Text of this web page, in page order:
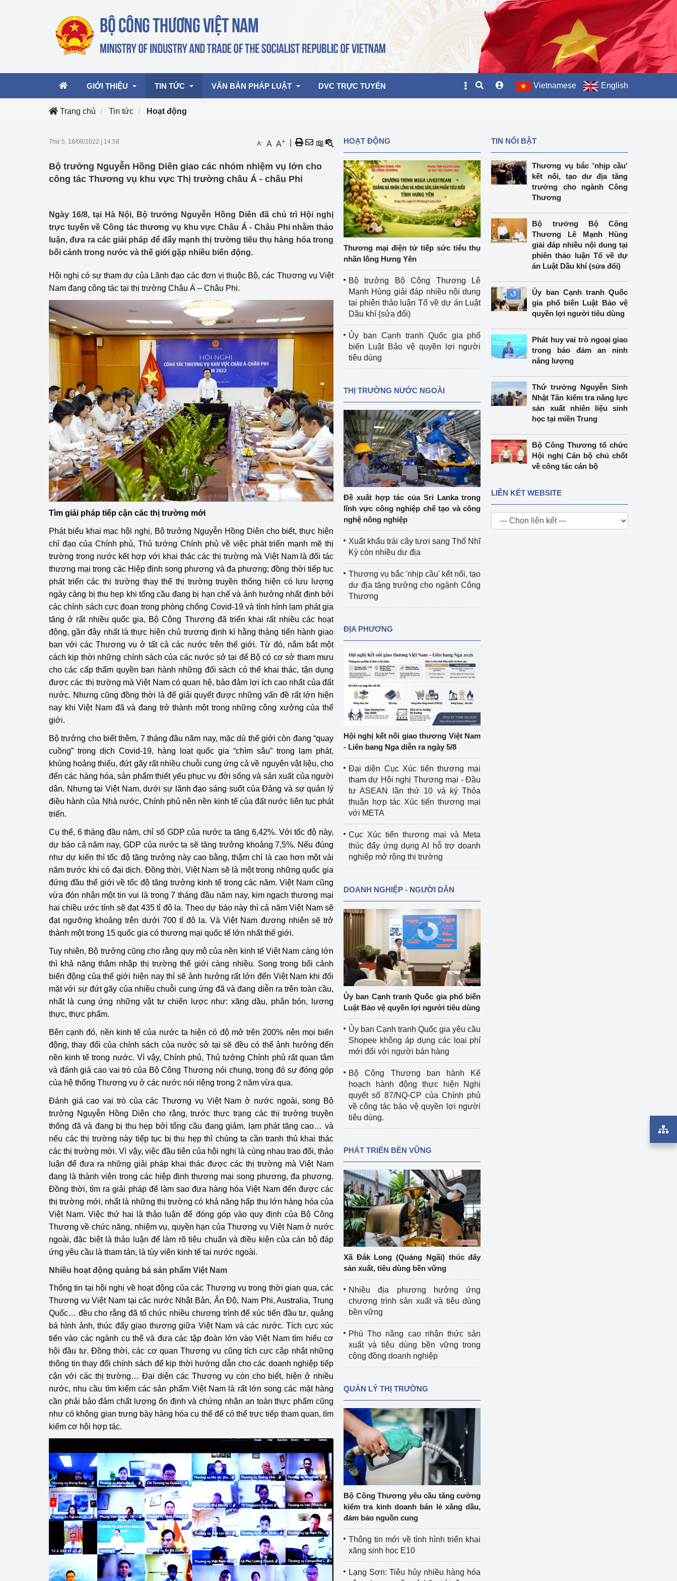
GIỚI THIỆU
Cơ cấu tổ chức
TIN TỨC
Hoạt động của Lãnh đạo Bộ
mại, Dịch vụ Việt Nam 2026
Hoạt động của Bộ trưởng
Công Thương - Công luận
Họp báo
Thông cáo báo chí
Điểm báo
Chuyển đổi số
Lịch sử phát triển
Phát triển nguồn nhân lực
Phát triển bền vững
Tổ chức kiểm định
Tổ chức kiểm định kỹ thuật an toàn lao
động thuộc thẩm quyền quản lý của
Bộ Công Thương
Tổ chức được cấp GCN đăng ký, hoạt
động kiểm định thiết bị, dụng cụ điện
làm việc ở môi trường không có nguy
hiểm khí, bụi nổ
Cơ sở sản xuất, sửa chữa chai chứa
LPG
Tổ chức huấn luyện, bồi dưỡng
nghiệp vụ kiểm định kỹ thuật an toàn
Văn hóa ngành Công Thương
Tái cơ cấu ngành Công Thương
Quản lý thị trường
Sử dụng năng lượng tiết kiệm và
hiệu quả
Hiệu quả năng lượng
Khoa học, công nghệ và đổi mới sáng
tạo
Thông báo
Bảo vệ môi trường Video bảo vệ môi trường
Album ảnh bảo vệ môi trường
Văn bản về môi trường
Đọc báo giúp bạn
Bảo vệ nền tảng tư tưởng của Đảng
Doanh nghiệp - Người dân
Xúc tiến thương mại Khu vực miền Bắc
Khu vực miền Trung
Khu vực miền Nam
Thị trường nước ngoàiHiệp định EVFTA
Thị trường châu Á – châu Phi
Thị trường châu Âu – châu Mỹ
Thị trường trong nước
Ngành Công Thương đưa nghị quyết
Đại hội XIV của Đảng vào cuộc sống
Phát triển công nghiệpCông nghiệp nền tảng
Sản xuất công nghiệp
VĂN BẢN PHÁP LUẬT
Văn bản hợp nhất
DVC TRỰC TUYẾN Vietnamese English
Trang chủ Tin tức Hoạt động
Thứ 5, 18/08/2022 14:58 A- A A+
Bộ trưởng Nguyễn Hồng Diên giao các nhóm nhiệm vụ lớn cho
công tác Thương vụ khu vực Thị trường châu Á - châu Phi
Ngày 16/8, tại Hà Nội, Bộ trưởng Nguyễn Hồng Diên đã chủ trì Hội nghị
trực tuyến về Công tác thương vụ khu vực Châu Á - Châu Phi nhằm thảo
luận, đưa ra các giải pháp để đẩy mạnh thị trường tiêu thụ hàng hóa trong
bối cảnh trong nước và thế giới gặp nhiều biến động.
Hội nghị có sự tham dự của Lãnh đạo các đơn vị thuộc Bộ, các Thương vụ Việt
Nam đang công tác tại thị trường Châu Á – Châu Phi.
Tìm giải pháp tiếp cận các thị trường mới
Phát biểu khai mạc hội nghị, Bộ trưởng Nguyễn Hồng Diên cho biết, thực hiện
chỉ đạo của Chính phủ, Thủ tướng Chính phủ về việc phát triển mạnh mẽ thị
trường trong nước kết hợp với khai thác các thị trường mà Việt Nam là đối tác
thương mại trong các Hiệp định song phương và đa phương; đồng thời tiếp tục
phát triển các thị trường thay thế thị trường truyền thống hiện có lưu lượng
ngày càng bị thu hẹp khi tổng cầu đang bị hạn chế và ảnh hưởng nhất định bởi
các chính sách cực đoan trong phòng chống Covid-19 và tình hình lạm phát gia
tăng ở rất nhiều quốc gia, Bộ Công Thương đã triển khai rất nhiều các hoạt
động, gần đây nhất là thực hiện chủ trương định kì hằng tháng tiến hành giao
ban với các Thương vụ ở tất cả các nước trên thế giới. Từ đó, nắm bắt một
cách kịp thời những chính sách của các nước sở tại để Bộ có cơ sở tham mưu
cho các cấp thẩm quyền ban hành những đối sách có thể khai thác, tận dụng
được các thị trường mà Việt Nam có quan hệ, bảo đảm lợi ích cao nhất của đất
nước. Nhưng cũng đồng thời là để giải quyết được những vấn đề rất lớn hiện
nay khi Việt Nam đã và đang trở thành một trong những công xưởng của thế
giới.
Bộ trưởng cho biết thêm, 7 tháng đầu năm nay, mặc dù thế giới còn đang “quay
cuồng” trong dịch Covid-19, hàng loạt quốc gia “chìm sâu” trong lạm phát,
khủng hoảng thiếu, đứt gãy rất nhiều chuỗi cung ứng cả về nguyên vật liệu, cho
đến các hàng hóa, sản phẩm thiết yếu phục vụ đời sống và sản xuất của người
dân. Nhưng tại Việt Nam, dưới sự lãnh đạo sáng suốt của Đảng và sự quản lý
điều hành của Nhà nước, Chính phủ nên nền kinh tế của đất nước liên tục phát
triển.
Cụ thể, 6 tháng đầu năm, chỉ số GDP của nước ta tăng 6,42%. Với tốc độ này,
dự báo cả năm nay, GDP của nước ta sẽ tăng trưởng khoảng 7,5%. Nếu đúng
như dự kiến thì tốc độ tăng trưởng này cao bằng, thậm chí là cao hơn một vài
năm trước khi có đại dịch. Đồng thời, Việt Nam sẽ là một trong những quốc gia
đứng đầu thế giới về tốc độ tăng trưởng kinh tế trong các năm. Việt Nam cũng
vừa đón nhận một tin vui là trong 7 tháng đầu năm nay, kim ngạch thương mại
hai chiều ước tính sẽ đạt 435 tỉ đô la. Theo dự báo này thì cả năm Việt Nam sẽ
đạt ngưỡng khoảng trên dưới 700 tỉ đô la. Và Việt Nam đương nhiên sẽ trở
thành một trong 15 quốc gia có thương mại quốc tế lớn nhất thế giới.
Tuy nhiên, Bộ trưởng cũng cho rằng quy mô của nền kinh tế Việt Nam càng lớn
thì khả năng thâm nhập thị trường thế giới càng nhiều. Song trong bối cảnh
biến động của thế giới hiện nay thì sẽ ảnh hưởng rất lớn đến Việt Nam khi đối
mặt với sự đứt gãy của nhiều chuỗi cung ứng đã và đang diễn ra trên toàn cầu,
nhất là cung ứng những vật tư chiến lược như: xăng dầu, phân bón, lương
thực, thực phẩm.
Bên cạnh đó, nền kinh tế của nước ta hiện có độ mở trên 200% nên mọi biến
động, thay đổi của chính sách của nước sở tại sẽ đều có thể ảnh hưởng đến
nền kinh tế trong nước. Vì vậy, Chính phủ, Thủ tướng Chính phủ rất quan tâm
và đánh giá cao vai trò của Bộ Công Thương nói chung, trong đó sự đóng góp
của hệ thống Thương vụ ở các nước nói riêng trong 2 năm vừa qua.
Đánh giá cao vai trò của các Thương vụ Việt Nam ở nước ngoài, song Bộ
trưởng Nguyễn Hồng Diên cho rằng, trước thực trạng các thị trường truyền
thống đã và đang bị thu hẹp bởi tổng cầu đang giảm, lạm phát tăng cao… và
nếu các thị trường này tiếp tục bị thu hẹp thì chúng ta cần tranh thủ khai thác
các thị trường mới. Vì vậy, việc đầu tiên của hội nghị là cùng nhau trao đổi, thảo
luận để đưa ra những giải pháp khai thác được các thị trường mà Việt Nam
đang là thành viên trong các hiệp định thương mại song phương, đa phương.
Đồng thời, tìm ra giải pháp để làm sao đưa hàng hóa Việt Nam đến được các
thị trường mới, nhất là những thị trường có khả năng hấp thụ lớn hàng hóa của
Việt Nam. Việc thứ hai là thảo luận để đóng góp vào quy định của Bộ Công
Thương về chức năng, nhiệm vụ, quyền hạn của Thương vụ Việt Nam ở nước
ngoài, đặc biệt là thảo luận để làm rõ tiêu chuẩn và điều kiện của cán bộ đáp
ứng yêu cầu là tham tán, là tùy viên kinh tế tại nước ngoài.
Nhiều hoạt động quảng bá sản phẩm Việt Nam
Thông tin tại hội nghị về hoạt động của các Thương vụ trong thời gian qua, các
Thương vụ Việt Nam tại các nước Nhật Bản, Ấn Độ, Nam Phi, Australia, Trung
Quốc… đều cho rằng đã tổ chức nhiều chương trình để xúc tiến đầu tư, quảng
bá hình ảnh, thúc đẩy giao thương giữa Việt Nam và các nước. Tích cực xúc
tiến vào các ngành cụ thể và đưa các tập đoàn lớn vào Việt Nam tìm hiểu cơ
hội đầu tư. Đồng thời, các cơ quan Thương vụ cũng tích cực cập nhật những
thông tin thay đổi chính sách để kịp thời hướng dẫn cho các doanh nghiệp tiếp
cận với các thị trường… Đại diện các Thương vụ còn cho biết, hiện ở nhiều
nước, nhu cầu tìm kiếm các sản phẩm Việt Nam là rất lớn song các mặt hàng
cần phải bảo đảm chất lượng ổn định và chứng nhận an toàn thực phẩm cũng
như có không gian trưng bày hàng hóa cụ thể để có thể trực tiếp tham quan, tìm
kiếm cơ hội hợp tác.
HOẠT ĐỘNG
Thương mại điện tử tiếp sức tiêu thụ
nhãn lồng Hưng Yên
Bộ trưởng Bộ Công Thương Lê
Mạnh Hùng giải đáp nhiều nội dung
tại phiên thảo luận Tổ về dự án Luật
Dầu khí (sửa đổi)
Ủy ban Cạnh tranh Quốc gia phổ
biến Luật Bảo vệ quyền lợi người
tiêu dùng
THỊ TRƯỜNG NƯỚC NGOÀI
Đề xuất hợp tác của Sri Lanka trong
lĩnh vực công nghiệp chế tạo và công
nghệ nông nghiệp
Xuất khẩu trái cây tươi sang Thổ Nhĩ
Kỳ còn nhiều dư địa
Thương vụ bắc 'nhịp cầu' kết nối, tạo
dư địa tăng trưởng cho ngành Công
Thương
ĐỊA PHƯƠNG
Hội nghị kết nối giao thương Việt Nam
- Liên bang Nga diễn ra ngày 5/8
Đại diện Cục Xúc tiến thương mại
tham dự Hội nghị Thương mại - Đầu
tư ASEAN lần thứ 10 và ký Thỏa
thuận hợp tác Xúc tiến thương mại
với META
Cục Xúc tiến thương mại và Meta
thúc đẩy ứng dụng AI hỗ trợ doanh
nghiệp mở rộng thị trường
DOANH NGHIỆP - NGƯỜI DÂN
Ủy ban Cạnh tranh Quốc gia phổ biến
Luật Bảo vệ quyền lợi người tiêu dùng
Ủy ban Cạnh tranh Quốc gia yêu cầu
Shopee không áp dụng các loại phí
mới đối với người bán hàng
Bộ Công Thương ban hành Kế
hoạch hành động thực hiện Nghị
quyết số 87/NQ-CP của Chính phủ
về công tác bảo vệ quyền lợi người
tiêu dùng.
PHÁT TRIỂN BỀN VỮNG
Xã Đắk Long (Quảng Ngãi) thúc đẩy
sản xuất, tiêu dùng bền vững
Nhiều địa phương hưởng ứng
chương trình sản xuất và tiêu dùng
bền vững
Phú Thọ nâng cao nhận thức sản
xuất và tiêu dùng bền vững trong
cộng đồng doanh nghiệp
QUẢN LÝ THỊ TRƯỜNG
Bộ Công Thương yêu cầu tăng cường
kiểm tra kinh doanh bán lẻ xăng dầu,
đảm bảo nguồn cung
Thông tin mới về tình hình triển khai
xăng sinh học E10
Lạng Sơn: Tiêu hủy nhiều hàng hóa
TIN NỔI BẬT
Thương vụ bắc 'nhịp cầu'
kết nối, tạo dư địa tăng
trưởng cho ngành Công
Thương
Bộ trưởng Bộ Công
Thương Lê Mạnh Hùng
giải đáp nhiều nội dung tại
phiên thảo luận Tổ về dự
án Luật Dầu khí (sửa đổi)
Ủy ban Cạnh tranh Quốc
gia phổ biến Luật Bảo vệ
quyền lợi người tiêu dùng
Phát huy vai trò ngoại giao
trong bảo đảm an ninh
năng lượng
Thứ trưởng Nguyễn Sinh
Nhật Tân kiểm tra năng lực
sản xuất nhiên liệu sinh
học tại miền Trung
Bộ Công Thương tổ chức
Hội nghị Cán bộ chủ chốt
về công tác cán bộ
LIÊN KẾT WEBSITE